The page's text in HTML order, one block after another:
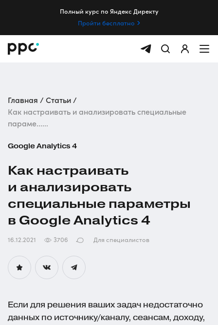
Полный курс по Яндекс Директу
Пройти бесплатно
Главная
Статьи
Как настраивать и анализировать специальные
параме......
Google Analytics 4
Как настраивать
и анализировать
специальные параметры
в Google Analytics 4
16.12.2021 3706 Для специалистов
Если для решения ваших задач недостаточно
данных по источнику/каналу, сеансам, доходу,